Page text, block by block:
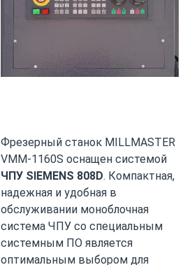
Фрезерный станок MILLMASTER
VMM-1160S оснащен системой
ЧПУ SIEMENS 808D. Компактная,
надежная и удобная в
обслуживании моноблочная
система ЧПУ со специальным
системным ПО является
оптимальным выбором для